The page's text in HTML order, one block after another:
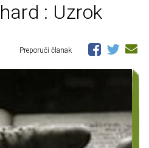
: Uzrok
Preporuči članak